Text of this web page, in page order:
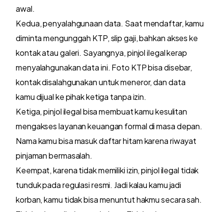
awal.
Kedua, penyalahgunaan data. Saat mendaftar, kamu
diminta mengunggah KTP, slip gaji, bahkan akses ke
kontak atau galeri. Sayangnya, pinjol ilegal kerap
menyalahgunakan data ini. Foto KTP bisa disebar,
kontak disalahgunakan untuk meneror, dan data
kamu dijual ke pihak ketiga tanpa izin.
Ketiga, pinjol ilegal bisa membuat kamu kesulitan
mengakses layanan keuangan formal di masa depan.
Nama kamu bisa masuk daftar hitam karena riwayat
pinjaman bermasalah.
Keempat, karena tidak memiliki izin, pinjol ilegal tidak
tunduk pada regulasi resmi. Jadi kalau kamu jadi
korban, kamu tidak bisa menuntut hakmu secara sah.